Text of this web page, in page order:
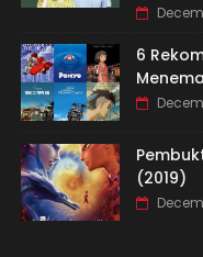
6
(2019)